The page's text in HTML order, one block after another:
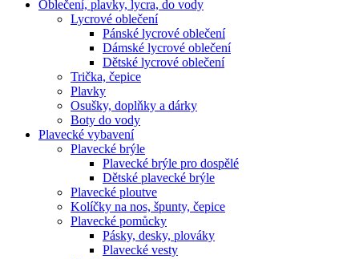
Oblečení, plavky, lycra, do vody
Lycrové oblečení
Pánské lycrové oblečení
Dámské lycrové oblečení
Dětské lycrové oblečení
Trička, čepice
Plavky
Osušky, doplňky a dárky
Boty do vody
Plavecké vybavení
Plavecké brýle
Plavecké brýle pro dospělé
Dětské plavecké brýle
Plavecké ploutve
Kolíčky na nos, špunty, čepice
Plavecké pomůcky
Pásky, desky, plováky
Plavecké vesty